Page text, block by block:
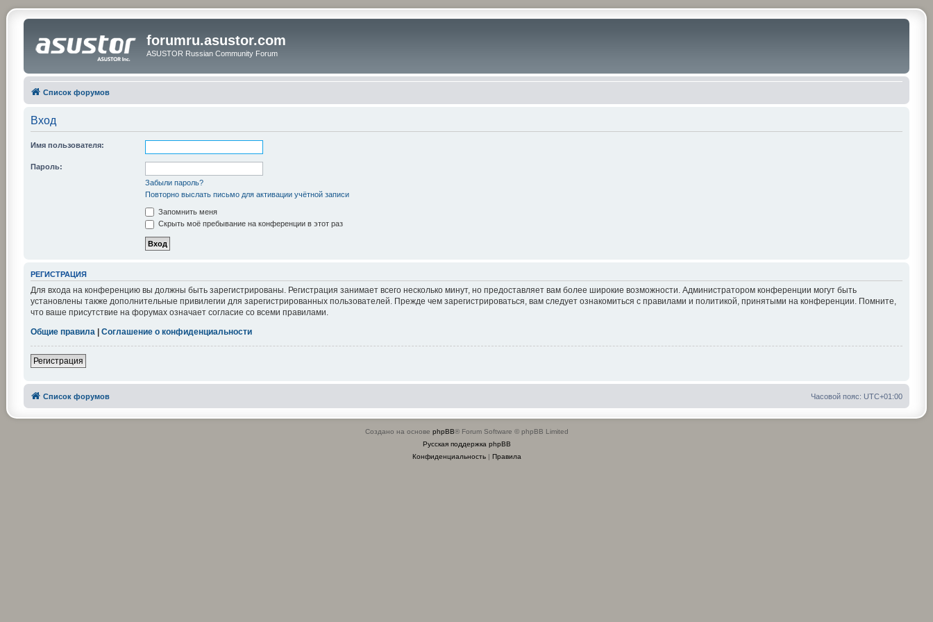
forumru.asustor.com
ASUSTOR Russian Community Forum
Список форумов
Вход
Имя пользователя:
Пароль:
Забыли пароль?
Повторно выслать письмо для активации учётной записи
Запомнить меня
Скрыть моё пребывание на конференции в этот раз
РЕГИСТРАЦИЯ
Для входа на конференцию вы должны быть зарегистрированы. Регистрация занимает всего несколько минут, но предоставляет вам более широкие возможности. Администратором конференции могут быть
установлены также дополнительные привилегии для зарегистрированных пользователей. Прежде чем зарегистрироваться, вам следует ознакомиться с правилами и политикой, принятыми на конференции. Помните,
что ваше присутствие на форумах означает согласие со всеми правилами.
Общие правила| Соглашение о конфиденциальности
Регистрация
Список форумов Часовой пояс: UTC+01:00
Создано на основе phpBB® Forum Software © phpBB Limited
Русская поддержка phpBB
Конфиденциальность| Правила